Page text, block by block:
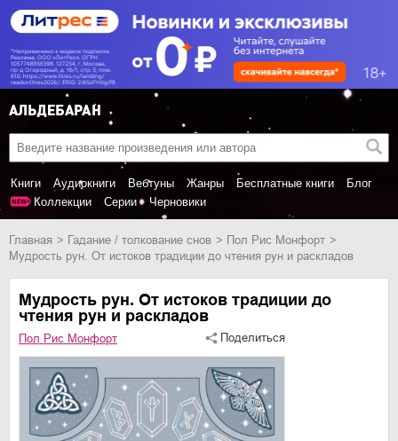
Книги Аудиокниги Вебтуны Жанры Бесплатные книги
Блог
Коллекции
Серии Черновики
Главная гадание / толкование снов
Пол Рис Монфорт
Мудрость рун. От истоков традиции до чтения рун и раскладов
Мудрость рун. От истоков традиции до
чтения рун и раскладов
Пол Рис Монфорт Поделиться